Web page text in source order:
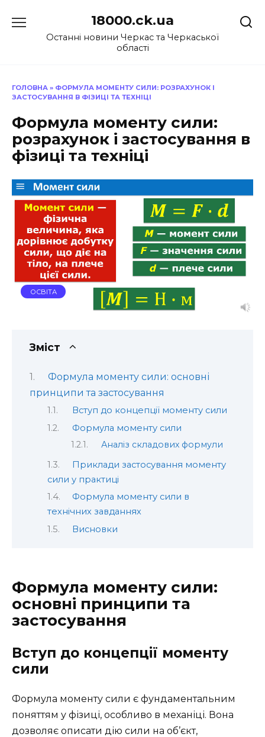
до
18000.ck.ua
Останні новини Черкас та Черкаської
області
ГОЛОВНА » ФОРМУЛА МОМЕНТУ СИЛИ: РОЗРАХУНОК І
ЗАСТОСУВАННЯ В ФІЗИЦІ ТА ТЕХНІЦІ
Формула моменту сили:
розрахунок і застосування в
фізиці та техніці
ОСВІТА
Зміст
Формула моменту сили: основні
принципи та застосування
Вступ до концепції моменту сили
Формула моменту сили
Аналіз складових формули
Приклади застосування моменту
сили у практиці
Формула моменту сили в
технічних завданнях
Висновки
Формула моменту сили:
основні принципи та
застосування
Вступ до концепції моменту
сили
Формула моменту сили є фундаментальним
поняттям у фізиці, особливо в механіці. Вона
дозволяє описати дію сили на об’єкт,